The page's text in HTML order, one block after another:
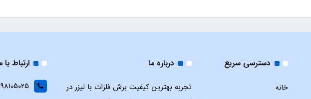
دسترسی سریع
خانه
درباره ما
تجربه بهترین کیفیت برش فلزات با لیزر در
ارتباط با